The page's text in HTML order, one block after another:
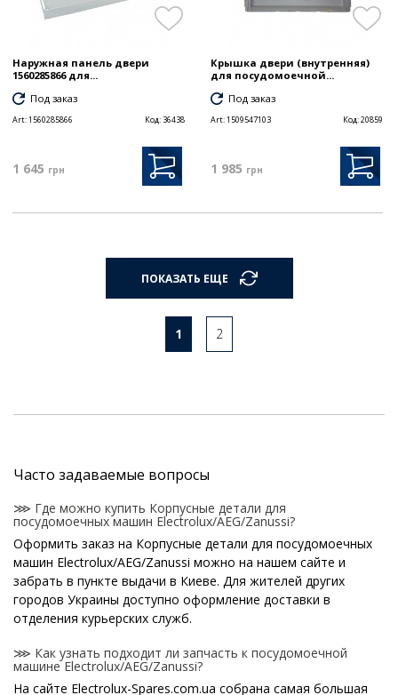
Наружная панель двери
1560285866 для...
Под заказ
Art:1560285866 Код: 36438
1 645 грн
Крышка двери (внутренняя)
для посудомоечной...
Под заказ
Art:1509547103 Код:20859
1 985 грн
ПОКАЗАТЬ ЕЩЕ
1 2
Часто задаваемые вопросы
⋙ Где можно купить Корпусные детали для
посудомоечных машин Electrolux/AEG/Zanussi?
Оформить заказ на Корпусные детали для посудомоечных
машин Electrolux/AEG/Zanussi можно на нашем сайте и
забрать в пункте выдачи в Киеве. Для жителей других
городов Украины доступно оформление доставки в
отделения курьерских служб.
⋙ Как узнать подходит ли запчасть к посудомоечной
машине Electrolux/AEG/Zanussi?
На сайте Electrolux-Spares.com.ua собрана самая большая